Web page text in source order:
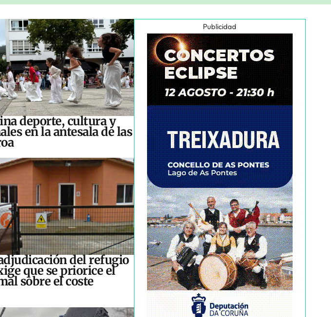
deporte, cultura y
en la antesala de las
del refugio
que se priorice el
sobre el coste
Publicidad